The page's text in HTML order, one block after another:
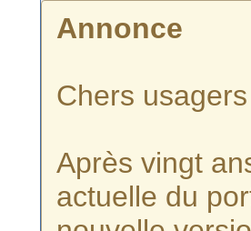
Annonce
Chers
Après vingt
actuelle du